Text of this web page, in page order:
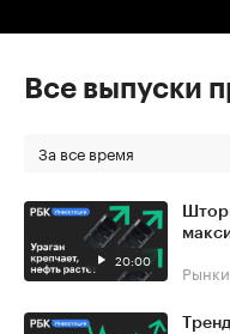
Все выпуски
За все время
20:00 Рынки